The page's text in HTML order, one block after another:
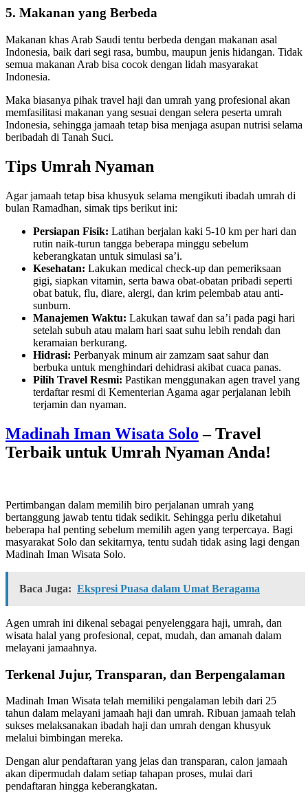
5. Makanan yang Berbeda
Makanan khas Arab Saudi tentu berbeda dengan makanan asal
Indonesia, baik dari segi rasa, bumbu, maupun jenis hidangan. Tidak
semua makanan Arab bisa cocok dengan lidah masyarakat
Indonesia.
Maka biasanya pihak travel haji dan umrah yang profesional akan
memfasilitasi makanan yang sesuai dengan selera peserta umrah
Indonesia, sehingga jamaah tetap bisa menjaga asupan nutrisi selama
beribadah di Tanah Suci.
Tips Umrah Nyaman
Agar jamaah tetap bisa khusyuk selama mengikuti ibadah umrah di
bulan Ramadhan, simak tips berikut ini:
Persiapan Fisik: Latihan berjalan kaki 5-10 km per hari dan
rutin naik-turun tangga beberapa minggu sebelum
keberangkatan untuk simulasi sa’i.
Kesehatan: Lakukan medical check-up dan pemeriksaan
gigi, siapkan vitamin, serta bawa obat-obatan pribadi seperti
obat batuk, flu, diare, alergi, dan krim pelembab atau anti-
sunburn.
Manajemen Waktu: Lakukan tawaf dan sa’i pada pagi hari
setelah subuh atau malam hari saat suhu lebih rendah dan
keramaian berkurang.
Hidrasi: Perbanyak minum air zamzam saat sahur dan
berbuka untuk menghindari dehidrasi akibat cuaca panas.
Pilih Travel Resmi: Pastikan menggunakan agen travel yang
terdaftar resmi di Kementerian Agama agar perjalanan lebih
terjamin dan nyaman.
Madinah Iman Wisata Solo – Travel
Terbaik untuk Umrah Nyaman Anda!
Pertimbangan dalam memilih biro perjalanan umrah yang
bertanggung jawab tentu tidak sedikit. Sehingga perlu diketahui
beberapa hal penting sebelum memilih agen yang terpercaya. Bagi
masyarakat Solo dan sekitarnya, tentu sudah tidak asing lagi dengan
Madinah Iman Wisata Solo.
Baca Juga: Ekspresi Puasa dalam Umat Beragama
Agen umrah ini dikenal sebagai penyelenggara haji, umrah, dan
wisata halal yang profesional, cepat, mudah, dan amanah dalam
melayani jamaahnya.
Terkenal Jujur, Transparan, dan Berpengalaman
Madinah Iman Wisata telah memiliki pengalaman lebih dari 25
tahun dalam melayani jamaah haji dan umrah. Ribuan jamaah telah
sukses melaksanakan ibadah haji dan umrah dengan khusyuk
melalui bimbingan mereka.
Dengan alur pendaftaran yang jelas dan transparan, calon jamaah
akan dipermudah dalam setiap tahapan proses, mulai dari
pendaftaran hingga keberangkatan.